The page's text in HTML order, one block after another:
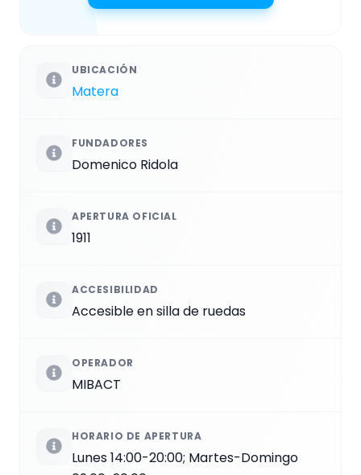
UBICACIÓN
Matera
FUNDADORES
Domenico Ridola
APERTURA OFICIAL
1911
ACCESIBILIDAD
Accesible en silla de ruedas
OPERADOR
MIBACT
HORARIO DE APERTURA
Lunes 14:00-20:00; Martes-Domingo